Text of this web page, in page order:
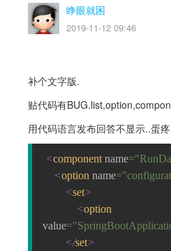
睁眼就困
2019-11-12 09:46
补个文字版.
贴代码有
用代码语言发布回答不显示..蛋
<component name
<option name
<set>
<
value
</set>